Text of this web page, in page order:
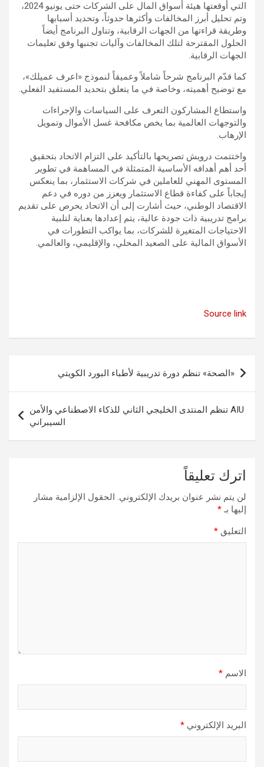
التي أوقعتها هيئة أسواق المال على الشركات حتى يونيو 2024،
وتم تحليل أبرز المخالفات وأكثرها حدوثاً، وتحديد أسبابها
وطريقة قراءتها من الجهات الرقابية، وتناول البرنامج أيضاً
الحلول المقترحة لتلك المخالفات وآليات تجنبها وفق تعليمات
الجهات الرقابية.
كما قدّم البرنامج شرحاً شاملاً وعميقاً لنموذج «اعرف عميلك»،
مع توضيح أهميته، وخاصة في ما يتعلق بتحديد المستفيد الفعلي.
واستطاع المشاركون التعرف على السياسات والإجراءات
والتوجهات العالمية بما يخص مكافحة غسل الأموال وتمويل
الإرهاب.
واختتمت درويش تصريحها بالتأكيد على التزام الاتحاد بتحقيق
أحد أهم أهدافه الأساسية المتمثلة في المساهمة في تطوير
المستوى المهني للعاملين في شركات الاستثمار، بما ينعكس
إيجاباً على كفاءة قطاع الاستثمار ويعزز من دوره في دعم
الاقتصاد الوطني، حيث أشارت إلى أن الاتحاد يحرص على تقديم
برامج تدريبية ذات جودة عالية، يتم إعدادها بعناية لتلبية
الاحتياجات المتغيرة للشركات، بما يواكب التطورات في
الأسواق المالية على الصعيد المحلي، والإقليمي، والعالمي.
Source link
تصفّح
المقالات
«الصحة» تنظم دورة تدريبية لأطباء البورد الكويتي
AIU تنظم المنتدى الخليجي الثاني للذكاء الاصطناعي والأمن
السيبراني
اترك تعليقاً
لن يتم نشر عنوان بريدك الإلكتروني. الحقول الإلزامية مشار
إليها بـ*
التعليق *
الاسم *
البريد الإلكتروني *